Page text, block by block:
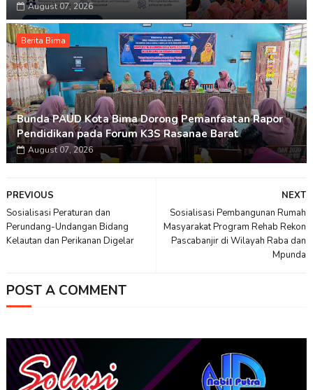
August 07, 2026
Berita Bima
Bunda PAUD Kota Bima Dorong Pemanfaatan Rapor
Pendidikan pada Forum K3S Rasanae Barat
August 07, 2026
NEXT
Sosialisasi Pembangunan Rumah
Masyarakat Program Rehab Rekon
Pascabanjir di Wilayah Raba dan
Mpunda
PREVIOUS
Sosialisasi Peraturan dan
Perundang-Undangan Bidang
Kelautan dan Perikanan Digelar
POST A COMMENT